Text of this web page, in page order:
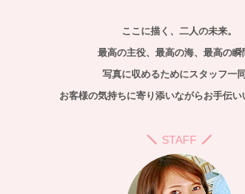
ここに描く、二人の未来。
最高の主役、最高の海、最高の瞬
写真に収めるためにスタッフ一同
お客様の気持ちに寄り添いながらお手伝い
STAFF